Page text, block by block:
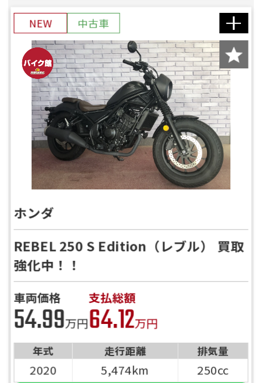
NEW 中古車
ホンダ
REBEL 250 S Edition（レブル） 買取
強化中！！
車両価格
54.99万円
支払総額
64.12万円
年式 走行距離 排気量
2020 5,474km 250cc